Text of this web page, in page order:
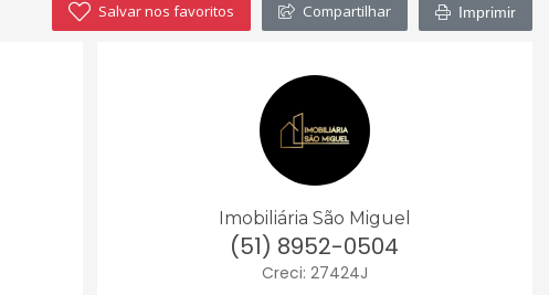
Salvar nos favoritos Compartilhar Imprimir
Imobiliária São Miguel
(51) 8952-0504
Creci: 27424J